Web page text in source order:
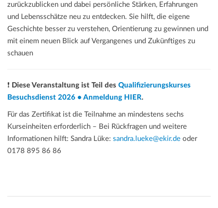
zurückzublicken und dabei persönliche Stärken, Erfahrungen
und Lebensschätze neu zu entdecken. Sie hilft, die eigene
Geschichte besser zu verstehen, Orientierung zu gewinnen und
mit einem neuen Blick auf Vergangenes und Zukünftiges zu
schauen
❗ Diese Veranstaltung ist Teil des Qualifizierungskurses
Besuchsdienst 2026 • Anmeldung HIER.
Für das Zertifikat ist die Teilnahme an mindestens sechs
Kurseinheiten erforderlich – Bei Rückfragen und weitere
Informationen hilft: Sandra Lüke: sandra.lueke@ekir.de oder
0178 895 86 86